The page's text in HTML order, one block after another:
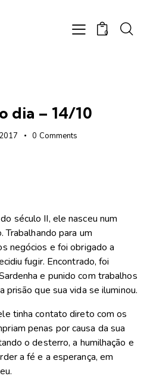
0
dia – 14/10
0 Comments
século II, ele nasceu num
para um
negócios e foi obrigado a
fugir. Encontrado, foi
e punido com trabalhos
prisão que sua vida se iluminou.
tinha contato direto com os
penas por causa da sua
o desterro, a humilhação e
a fé e a esperança, em